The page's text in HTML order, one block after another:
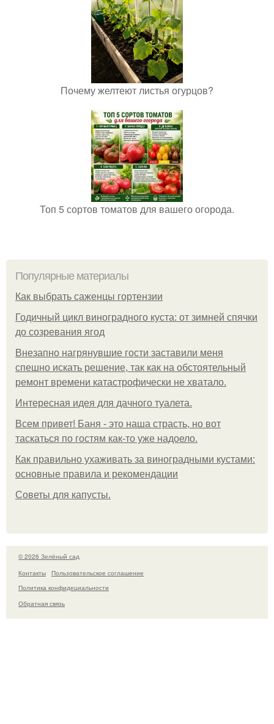
Почему желтеют листья огурцов?
Топ 5 сортов томатов для вашего огорода.
Популярные материалы
Как выбрать саженцы гортензии
Годичный цикл виноградного куста: от зимней спячки
до созревания ягод
Внезапно нагрянувшие гости заставили меня
спешно искать решение, так как на обстоятельный
ремонт времени катастрофически не хватало.
Интересная идея для дачного туалета.
Всем привет! Баня - это наша страсть, но вот
таскаться по гостям как-то уже надоело.
Как правильно ухаживать за виноградными кустами:
основные правила и рекомендации
Советы для капусты.
© 2026 Зелёный сад
Контакты
Пользовательское соглашение
Политика конфидециальности
Обратная связь